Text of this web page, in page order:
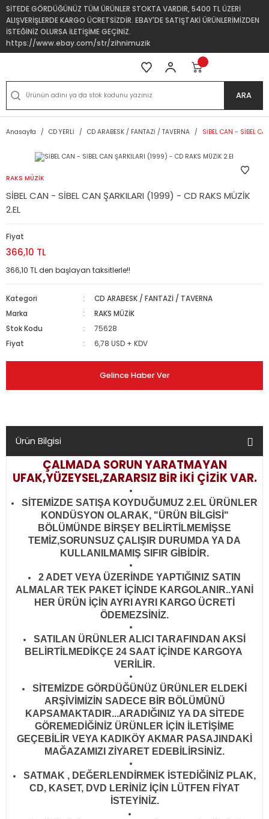
SİTEDE GÖRDÜĞÜNÜZ TÜM ÜRÜNLER STOKTA VARDIR, 5400 TL ÜZERİ
ALIŞVERİŞLERDE KARGO ÜCRETSİZDİR. EBAY'DE SATIŞTAKİ ÜRÜNLERİMİZDEN
İSTEĞİNİZ OLURSA İLETİŞİME GEÇİNİZ.
https://www.ebay.com/str/zihnimuzik
ARA
Anasayfa CD YERLİ CD ARABESK / FANTAZİ / TAVERNA SİBEL CAN - SİBEL
RAKS MÜZİK
SİBEL CAN - SİBEL CAN ŞARKILARI (1999) - CD RAKS MÜZİK
2.EL
Fiyat
366,10 TL
366,10 TL den başlayan taksitlerle!!
Kategori
CD ARABESK / FANTAZİ / TAVERNA
Marka
RAKS MÜZİK
Stok Kodu
75628
Fiyat
6,78 USD + KDV
Gelince Haber Ver
Ürün Bilgisi
ÇALMADA SORUN YARATMAYAN
UFAK,YÜZEYSEL,ZARARSIZ BİR İKİ ÇİZİK VAR.
SİTEMİZDE SATIŞA KOYDUĞUMUZ 2.EL ÜRÜNLER
KONDÜSYON OLARAK, "ÜRÜN BİLGİSİ"
BÖLÜMÜNDE BİRŞEY BELİRTİLMEMİŞSE
TEMİZ,SORUNSUZ ÇALIŞIR DURUMDA YA DA
KULLANILMAMIŞ SIFIR GİBİDİR.
2 ADET VEYA ÜZERİNDE YAPTIĞINIZ SATIN
ALMALAR TEK PAKET İÇİNDE KARGOLANIR..YANİ
HER ÜRÜN İÇİN AYRI AYRI KARGO ÜCRETİ
ÖDEMEZSİNİZ.
SATILAN ÜRÜNLER ALICI TARAFINDAN AKSİ
BELİRTİLMEDİKÇE 24 SAAT İÇİNDE KARGOYA
VERİLİR.
SİTEMİZDE GÖRDÜĞÜNÜZ ÜRÜNLER ELDEKİ
ARŞİVİMİZİN SADECE BİR BÖLÜMÜNÜ
KAPSAMAKTADIR...ARADIĞINIZ YA DA SİTEDE
GÖREMEDİĞİNİZ ÜRÜNLER İÇİN İLETİŞİME
GEÇEBİLİR VEYA KADIKÖY AKMAR PASAJINDAKİ
MAĞAZAMIZI ZİYARET EDEBİLİRSİNİZ.
SATMAK , DEĞERLENDİRMEK İSTEDİĞİNİZ PLAK,
CD, KASET, DVD LERİNİZ İÇİN LÜTFEN FİYAT
İSTEYİNİZ.